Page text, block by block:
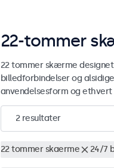
22-tommer
22 tommer skærme
billedforbindelser og
anvendelsesform og ethvert
2resultater
22 tommer skaerme 24/7